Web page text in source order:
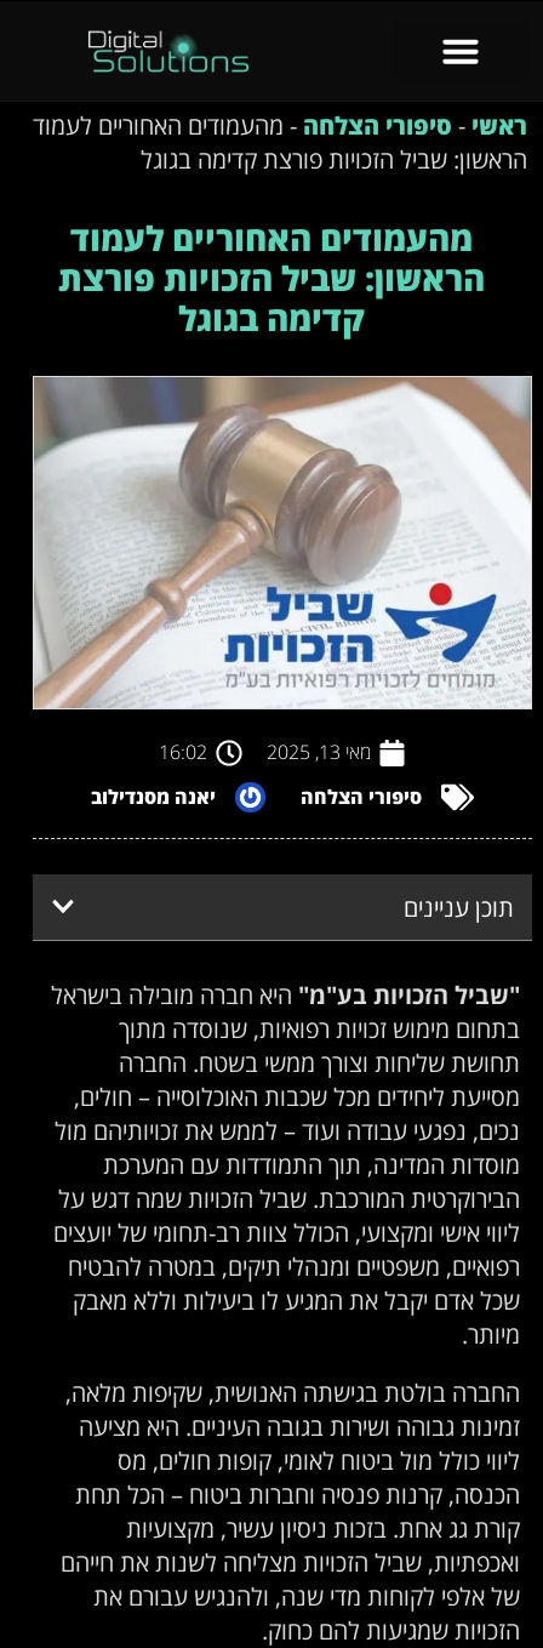
ראשי - סיפורי הצלחה - מהעמודים האחוריים לעמוד
הראשון: שביל הזכויות פורצת קדימה בגוגל
מהעמודים האחוריים לעמוד
הראשון: שביל הזכויות פורצת
קדימה בגוגל
מאי 13, 2025
16:02
סיפורי הצלחה
יאנה מסנדילוב
תוכן עניינים
"שביל הזכויות בע"מ" היא חברה מובילה בישראל
בתחום מימוש זכויות רפואיות, שנוסדה מתוך
תחושת שליחות וצורך ממשי בשטח. החברה
מסייעת ליחידים מכל שכבות האוכלוסייה – חולים,
נכים, נפגעי עבודה ועוד – לממש את זכויותיהם מול
מוסדות המדינה, תוך התמודדות עם המערכת
הבירוקרטית המורכבת. שביל הזכויות שמה דגש על
ליווי אישי ומקצועי, הכולל צוות רב-תחומי של יועצים
רפואיים, משפטיים ומנהלי תיקים, במטרה להבטיח
שכל אדם יקבל את המגיע לו ביעילות וללא מאבק
מיותר.
החברה בולטת בגישתה האנושית, שקיפות מלאה,
זמינות גבוהה ושירות בגובה העיניים. היא מציעה
ליווי כולל מול ביטוח לאומי, קופות חולים, מס
הכנסה, קרנות פנסיה וחברות ביטוח – הכל תחת
קורת גג אחת. בזכות ניסיון עשיר, מקצועיות
ואכפתיות, שביל הזכויות מצליחה לשנות את חייהם
של אלפי לקוחות מדי שנה, ולהנגיש עבורם את
הזכויות שמגיעות להם כחוק.